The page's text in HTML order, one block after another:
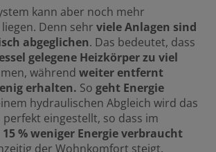
kann aber noch mehr
liegen. Denn sehr viele Anlagen sind
abgeglichen. Das bedeutet, dass
gelegene Heizkörper zu viel
während weiter entfernt
erhalten. So geht Energie
hydraulischen Abgleich wird das
eingestellt, so dass im
15 % weniger Energie verbraucht
der Wohnkomfort steigt.